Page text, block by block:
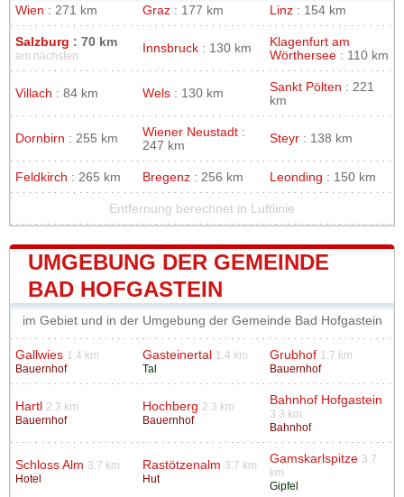
Wien : 271 km Graz : 177 km Linz : 154 km
Salzburg : 70 km
am nächsten
Innsbruck : 130 km
Klagenfurt am
Wörthersee : 110 km
Villach : 84 km Wels : 130 km Sankt Pölten : 221
km
Dornbirn : 255 km Wiener Neustadt :
247 km
Steyr : 138 km
Feldkirch : 265 km Bregenz : 256 km Leonding : 150 km
Entfernung berechnet in Luftlinie
UMGEBUNG DER GEMEINDE
BAD HOFGASTEIN
im Gebiet und in der Umgebung der Gemeinde Bad Hofgastein
Gallwies 1.4 km
Bauernhof
Gasteinertal
1.4 km
Tal
Grubhof 1.7 km
Bauernhof
Hartl
2.3 km
Bauernhof
Hochberg 2.3 km
Bauernhof
Bahnhof Hofgastein
3.3 km
Bahnhof
Schloss Alm 3.7 km
Hotel
Rastötzenalm 3.7 km
Hut
Gamskarlspitze 3.7
km
Gipfel